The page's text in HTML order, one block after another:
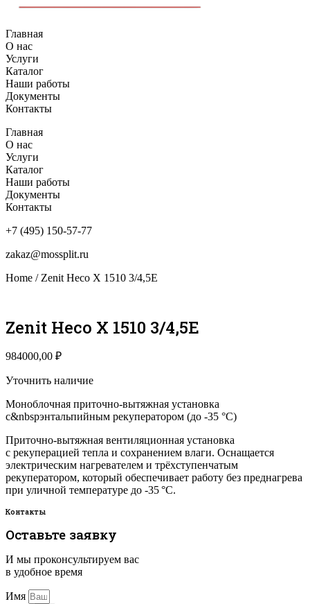
Главная
О нас
Услуги
Каталог
Наши работы
Документы
Контакты
Главная
О нас
Услуги
Каталог
Наши работы
Документы
Контакты
+7 (495) 150-57-77
zakaz@mossplit.ru
Home / Zenit Heco X 1510 3/4,5E
Zenit Heco X 1510 3/4,5E
984000,00 ₽
Уточнить наличие
Моноблочная приточно-вытяжная установка
с&nbspэнтальпийным рекуператором (до -35 °C)
Приточно-вытяжная вентиляционная установка
с рекуперацией тепла и сохранением влаги. Оснащается
электрическим нагревателем и трёхступенчатым
рекуператором, который обеспечивает работу без преднагрева
при уличной температуре до -35 °C.
Контакты
Оставьте заявку
И мы проконсультируем вас
в удобное время
Имя